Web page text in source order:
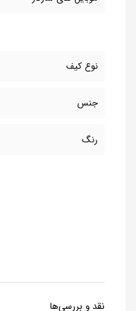
نوع کیف
جنس
رنگ
نقد و بررسی‌ها